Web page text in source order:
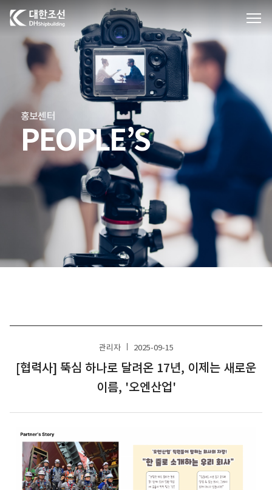
대한조선주식회사
홍보센터
PEOPLE’S
관리자 2025-09-15
[협력사] 뚝심 하나로 달려온 17년, 이제는 새로운
이름, '오엔산업'